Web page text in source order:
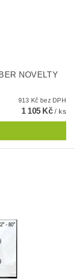
NOVELTY
913 Kč bez DPH
1 105 Kč/ ks